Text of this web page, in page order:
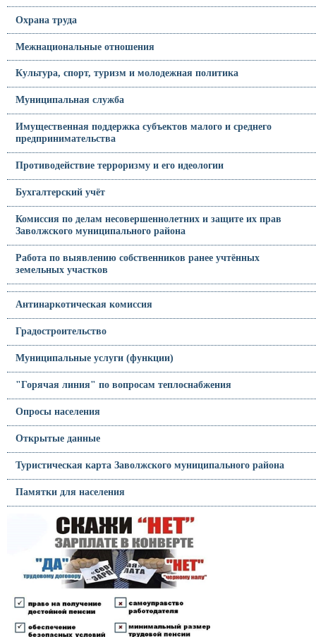
Охрана труда
Межнациональные отношения
Культура, спорт, туризм и молодежная политика
Муниципальная служба
Имущественная поддержка субъектов малого и среднего
предпринимательства
Противодействие терроризму и его идеологии
Бухгалтерский учёт
Комиссия по делам несовершеннолетних и защите их прав
Заволжского муниципального района
Работа по выявлению собственников ранее учтённых
земельных участков
Антинаркотическая комиссия
Градостроительство
Муниципальные услуги (функции)
"Горячая линия" по вопросам теплоснабжения
Опросы населения
Открытые данные
Туристическая карта Заволжского муниципального района
Памятки для населения